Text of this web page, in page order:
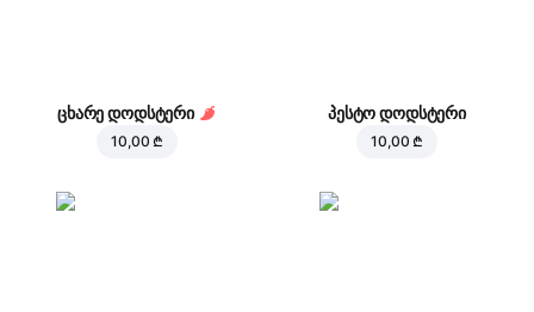
ცხარე დოდსტერი
10,00 ₾
პესტო დოდსტერი
10,00 ₾